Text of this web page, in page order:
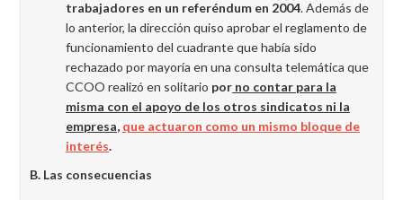
trabajadores en un referéndum en 2004. Además de
lo anterior, la dirección quiso aprobar el reglamento de
funcionamiento del cuadrante que había sido
rechazado por mayoría en una consulta telemática que
CCOO realizó en solitario por no contar para la
misma con el apoyo de los otros sindicatos ni la
empresa, que actuaron como un mismo bloque de
interés.
B. Las consecuencias